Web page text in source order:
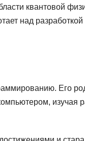
квантовой
над
Его
изучая